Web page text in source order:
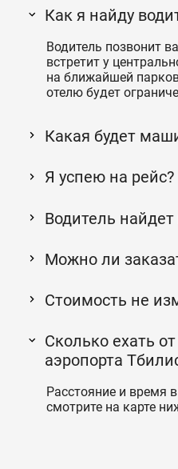
Как я найду
Водитель позвонит
встретит у
на ближайшей
отелю будет
Какая будет
Я успею на рейс?
Водитель
Можно ли
Стоимость не
Сколько ехать
аэропорта
Расстояние и время
смотрите на карте